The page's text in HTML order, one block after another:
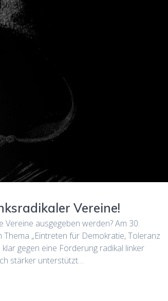
Vereine!
ausgegeben werden? Am 30.
„Eintreten für Demokratie, Toleranz
gegen eine Förderung radikal linker
stärker unterstützt…